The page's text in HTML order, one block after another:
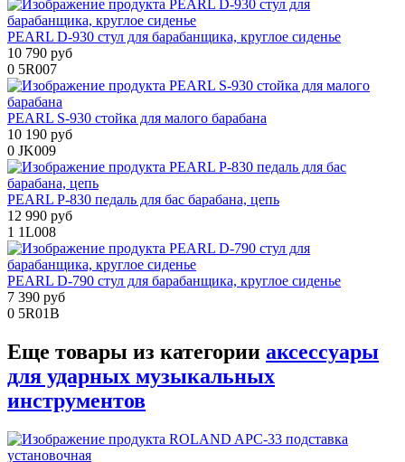
PEARL D-930 стул для барабанщика, круглое сиденье
10 790 руб
0 5R007
PEARL S-930 стойка для малого барабана
10 190 руб
0 JK009
PEARL P-830 педаль для бас барабана, цепь
12 990 руб
1 1L008
PEARL D-790 стул для барабанщика, круглое сиденье
7 390 руб
0 5R01B
Еще товары из категории аксессуары
для ударных музыкальных
инструментов